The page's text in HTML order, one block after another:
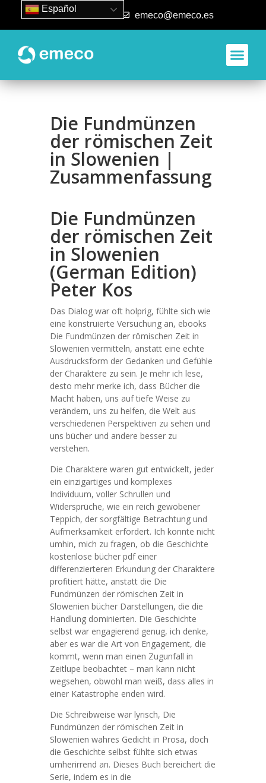
93 840 50 80 emeco@emeco.es
Die Fundmünzen
der römischen Zeit
in Slowenien |
Zusammenfassung
Die Fundmünzen
der römischen Zeit
in Slowenien
(German Edition)
Peter Kos
Das Dialog war oft holprig, fühlte sich wie
eine konstruierte Versuchung an, ebooks
Die Fundmünzen der römischen Zeit in
Slowenien vermitteln, anstatt eine echte
Ausdrucksform der Gedanken und Gefühle
der Charaktere zu sein. Je mehr ich lese,
desto mehr merke ich, dass Bücher die
Macht haben, uns auf tiefe Weise zu
verändern, uns zu helfen, die Welt aus
verschiedenen Perspektiven zu sehen und
uns bücher und andere besser zu
verstehen.
Die Charaktere waren gut entwickelt, jeder
ein einzigartiges und komplexes
Individuum, voller Schrullen und
Widersprüche, wie ein reich gewobener
Teppich, der sorgfältige Betrachtung und
Aufmerksamkeit erfordert. Ich konnte nicht
umhin, mich zu fragen, ob die Geschichte
kostenlose bücher pdf einer
differenzierteren Erkundung der Charaktere
profitiert hätte, anstatt die Die
Fundmünzen der römischen Zeit in
Slowenien bücher Darstellungen, die die
Handlung dominierten. Die Geschichte
selbst war engagierend genug, ich denke,
aber es war die Art von Engagement, die
kommt, wenn man einen Zugunfall in
Zeitlupe beobachtet – man kann nicht
wegsehen, obwohl man weiß, dass alles in
einer Katastrophe enden wird.
Die Schreibweise war lyrisch, Die
Fundmünzen der römischen Zeit in
Slowenien wahres Gedicht in Prosa, doch
die Geschichte selbst fühlte sich etwas
umherirrend an. Dieses Buch bereichert die
Serie, indem es in die
Español